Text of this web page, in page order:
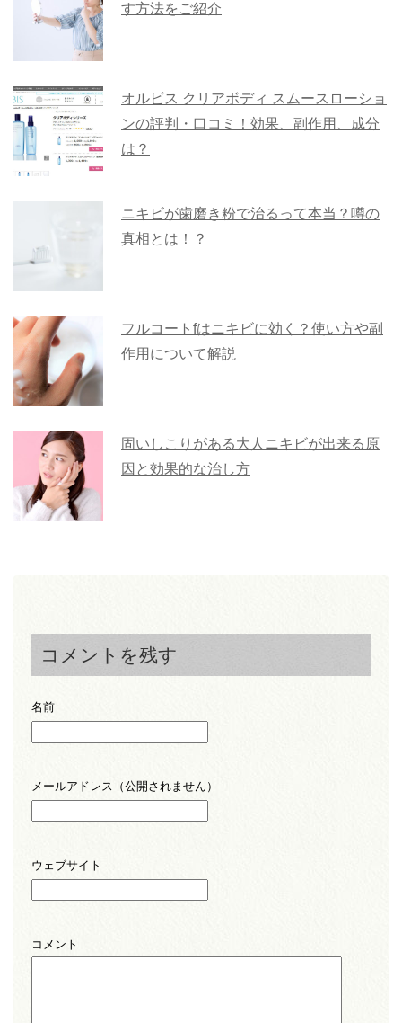
す方法をご紹介
オルビス クリアボディ スムースローショ
ンの評判・口コミ！効果、副作用、成分
は？
ニキビが歯磨き粉で治るって本当？噂の
真相とは！？
フルコートfはニキビに効く？使い方や副
作用について解説
固いしこりがある大人ニキビが出来る原
因と効果的な治し方
コメントを残す
名前
メールアドレス（公開されません）
ウェブサイト
コメント